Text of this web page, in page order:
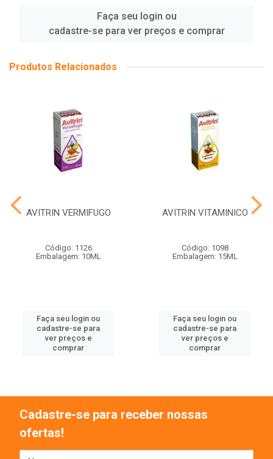
Faça seu login ou
cadastre-se para ver preços e comprar
Produtos Relacionados
AVITRIN VERMIFUGO
Código: 1126
Embalagem: 10ML
Faça seu login ou
cadastre-se para
ver preços e
comprar
AVITRIN VITAMINICO
Código: 1098
Embalagem: 15ML
Faça seu login ou
cadastre-se para
ver preços e
comprar
Cadastre-se para receber nossas
ofertas!